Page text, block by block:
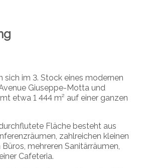
sich im 3. Stock eines modernen
Giuseppe-Motta und
etwa 1 444 m² auf einer ganzen
Fläche besteht aus
zahlreichen kleinen
mehreren Sanitärräumen,
Cafeteria.